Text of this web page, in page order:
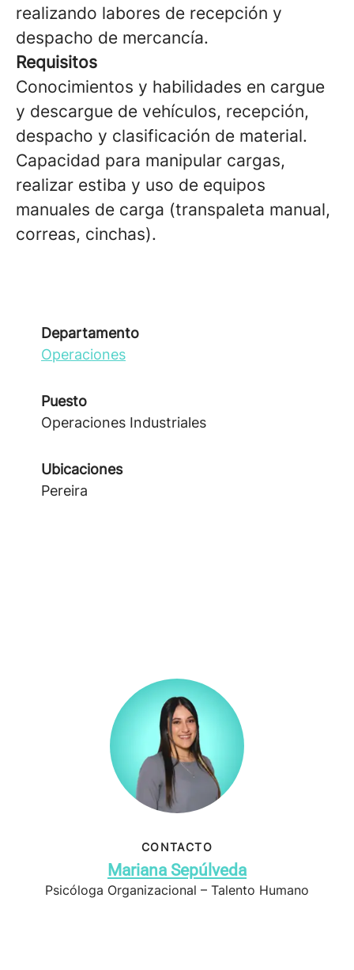
realizando labores de recepción y
despacho de mercancía.
Requisitos
Conocimientos y habilidades en cargue
y descargue de vehículos, recepción,
despacho y clasificación de material.
Capacidad para manipular cargas,
realizar estiba y uso de equipos
manuales de carga (transpaleta manual,
correas, cinchas).
Departamento
Operaciones
Puesto
Operaciones Industriales
Ubicaciones
Pereira
CONTACTO
Mariana Sepúlveda
Psicóloga Organizacional – Talento Humano